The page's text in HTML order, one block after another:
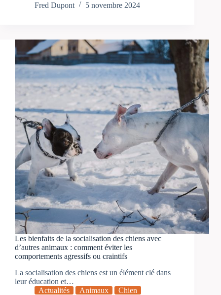
Fred Dupont 5 novembre 2024
Les bienfaits de la socialisation des chiens avec
d’autres animaux : comment éviter les
comportements agressifs ou craintifs
La socialisation des chiens est un élément clé dans
leur éducation et…
Actualités
Animaux Chien